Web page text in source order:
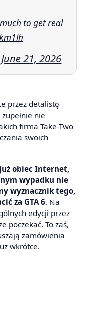
much to get real
June 21, 2026
przez detalistę
nie
firma Take-Two
swoich
obiec Internet,
wypadku nie
wyznacznik tego,
za GTA 6. Na
edycji przez
poczekać. To zaś,
zamówienia
wkrótce.